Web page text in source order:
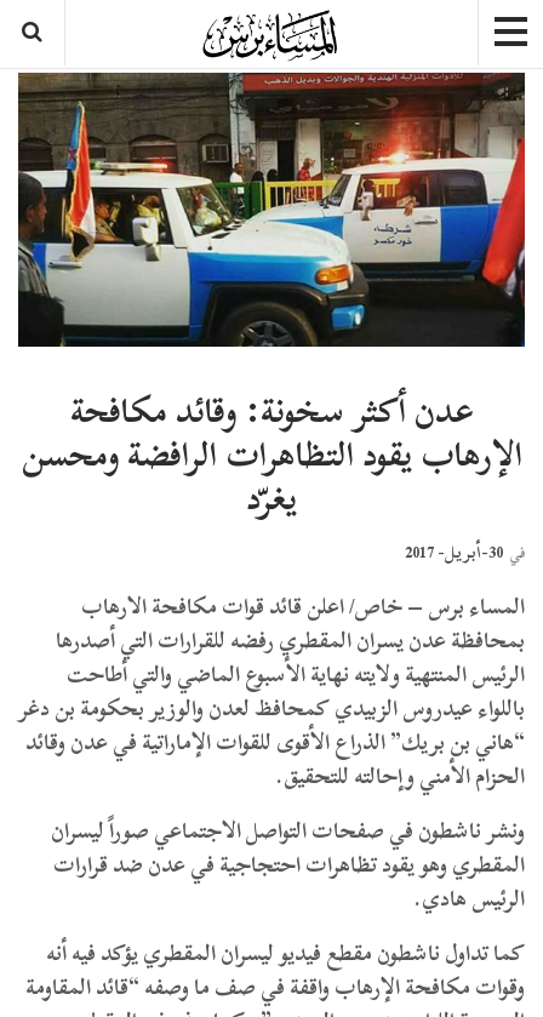
عدن أكثر سخونة: وقائد مكافحة
الإرهاب يقود التظاهرات الرافضة ومحسن
يغرّد
في 30-أبريل- 2017
المساء برس – خاص/ اعلن قائد قوات مكافحة الارهاب
بمحافظة عدن يسران المقطري رفضه للقرارات التي أصدرها
الرئيس المنتهية ولايته نهاية الأسبوع الماضي والتي أطاحت
باللواء عيدروس الزبيدي كمحافظ لعدن والوزير بحكومة بن دغر
“هاني بن بريك” الذراع الأقوى للقوات الإماراتية في عدن وقائد
الحزام الأمني وإحالته للتحقيق.
ونشر ناشطون في صفحات التواصل الاجتماعي صوراً ليسران
المقطري وهو يقود تظاهرات احتجاجية في عدن ضد قرارات
الرئيس هادي.
كما تداول ناشطون مقطع فيديو ليسران المقطري يؤكد فيه أنه
وقوات مكافحة الإرهاب واقفة في صف ما وصفه “قائد المقاومة